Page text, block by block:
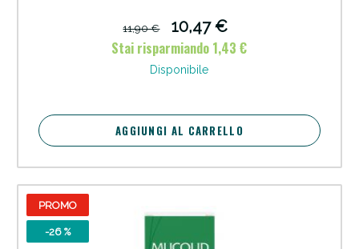
11,90 €
10,47 €
Stai risparmiando 1,43 €
Disponibile
AGGIUNGI AL CARRELLO
PROMO
-26 %